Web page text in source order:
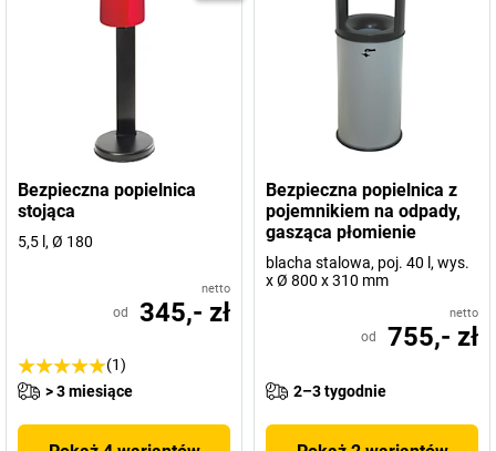
Bezpieczna popielnica
stojąca
5,5 l, Ø 180
netto
od 345,- zł
(1)
> 3 miesiące
Bezpieczna popielnica z
pojemnikiem na odpady,
gasząca płomienie
blacha stalowa, poj. 40 l, wys.
x Ø 800 x 310 mm
netto
od 755,- zł
2–3 tygodnie